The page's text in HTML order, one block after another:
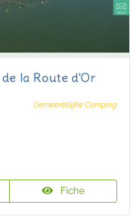
la Route d'Or
Gemeentelijke Camping
Fiche